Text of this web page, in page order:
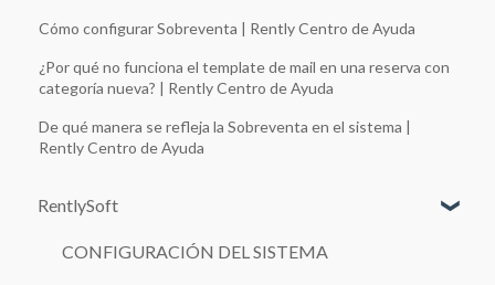
Cómo configurar Sobreventa | Rently Centro de Ayuda
¿Por qué no funciona el template de mail en una reserva con
categoría nueva? | Rently Centro de Ayuda
De qué manera se refleja la Sobreventa en el sistema |
Rently Centro de Ayuda
RentlySoft
CONFIGURACIÓN DEL SISTEMA